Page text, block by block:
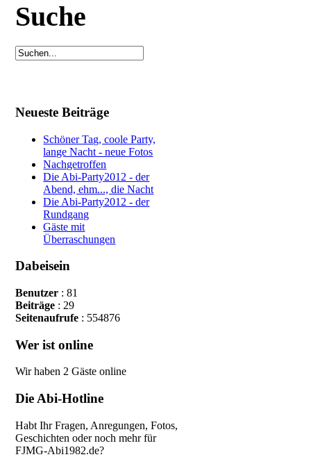
Suche
Neueste Beiträge
Schöner Tag, coole Party,
lange Nacht - neue Fotos
Nachgetroffen
Die Abi-Party2012 - der
Abend, ehm..., die Nacht
Die Abi-Party2012 - der
Rundgang
Gäste mit
Überraschungen
Dabeisein
Benutzer : 81
Beiträge : 29
Seitenaufrufe : 554876
Wer ist online
Wir haben 2 Gäste online
Die Abi-Hotline
Habt Ihr Fragen, Anregungen, Fotos,
Geschichten oder noch mehrfür
FJMG-Abi1982.de?